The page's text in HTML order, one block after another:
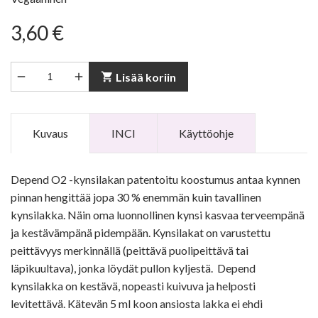
3,60 €
  shopping_cart Lisää koriin
Kuvaus INCI Käyttöohje
Depend O2 -kynsilakan patentoitu koostumus antaa kynnen
pinnan hengittää jopa 30 % enemmän kuin tavallinen
kynsilakka. Näin oma luonnollinen kynsi kasvaa terveempänä
ja kestävämpänä pidempään. Kynsilakat on varustettu
peittävyys merkinnällä (peittävä puolipeittävä tai
läpikuultava), jonka löydät pullon kyljestä. Depend
kynsilakka on kestävä, nopeasti kuivuva ja helposti
levitettävä. Kätevän 5 ml koon ansiosta lakka ei ehdi